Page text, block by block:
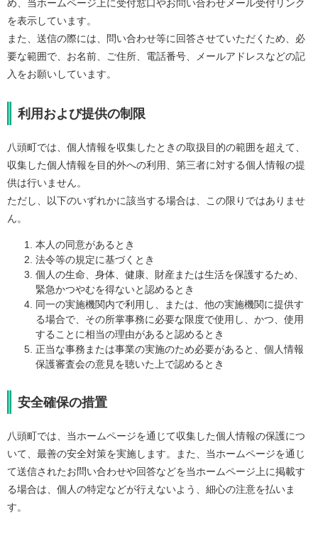
め、当ホームページ上に受付窓口やお問い合わせメール受付リンク
を表示しています。
また、送信の際には、問い合わせ等に回答させていただくため、必
要な範囲で、お名前、ご住所、電話番号、メールアドレスなどの記
入をお願いしています。
利用および提供の制限
八頭町では、個人情報を収集したときの取扱目的の範囲を超えて、
収集した個人情報を目的外への利用、第三者に対する個人情報の提
供は行いません。
ただし、以下のいずれかに該当する場合は、この限りではありませ
ん。
本人の同意があるとき
法令等の規定に基づくとき
個人の生命、身体、健康、財産または生活を保護するため、
緊急かつやむを得ないと認めるとき
同一の実施機関内で利用し、または、他の実施機関に提供す
る場合で、その所掌事務に必要な限度で使用し、かつ、使用
することに相当の理由があると認めるとき
正当な事務または事業の実施のため必要があると、個人情報
保護審査会の意見を聴いた上で認めるとき
安全確保の措置
八頭町では、当ホームページを通じて収集した個人情報の保護につ
いて、最善の安全対策を実施します。また、当ホームページを通じ
て送信されたお問い合わせや回答などを当ホームページ上に掲載す
る場合は、個人の特定などが行えないよう、細心の注意を払いま
す。